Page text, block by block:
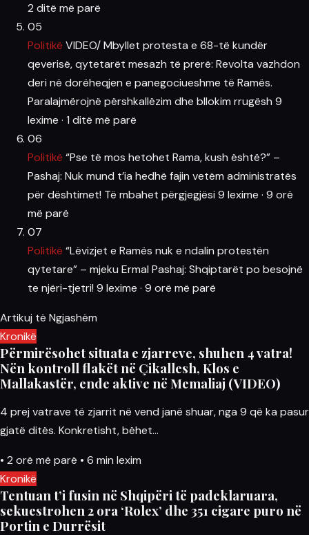
2 ditë më parë
05
Politikë VIDEO/ Mbyllet protesta e 68-të kundër
qeverisë, qytetarët mesazh të prerë: Revolta vazhdon
deri në dorëheqjen e panegociueshme të Ramës.
Paralajmërojnë përshkallëzim dhe bllokim rrugësh 9
lexime · 1 ditë më parë
06
Politikë “Pse të mos hetohet Rama, kush është?” –
Pashaj: Nuk mund t’ia hedhë fajin vetëm administratës
për dështimet! Të mbahet përgjegjësi 9 lexime · 9 orë
më parë
07
Politikë “Lëvizjet e Ramës nuk e ndalin protestën
qytetare” – mjeku Ermal Pashaj: Shqiptarët po besojnë
te njëri-tjetri! 9 lexime · 9 orë më parë
Artikuj të Ngjashëm
Kronikë
Përmirësohet situata e zjarreve, shuhen 4 vatra!
Nën kontroll flakët në Çikallesh, Klos e
Mallakastër, ende aktive në Memaliaj (VIDEO)
4 prej vatrave të zjarrit në vend janë shuar, nga 9 që ka pasur
gjatë ditës. Konkretisht, bëhet…
• 2 orë më parë • 6 min lexim
Kronikë
Tentuan t’i fusin në Shqipëri të padeklaruara,
sekuestrohen 2 ora ‘Rolex’ dhe 351 cigare puro në
Portin e Durrësit